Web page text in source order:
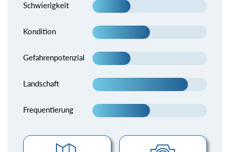
Schwierigkeit
Kondition
Gefahrenpotenzial
Landschaft
Frequentierung